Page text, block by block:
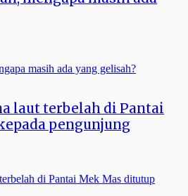
laut terbelah di Pantai
pengunjung